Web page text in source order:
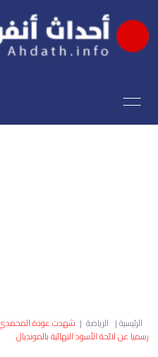
الرئيسية| الرياضة | شهدت عودة المحمدي
رسميا عن لائحة الأسود النهائية بالمونديال